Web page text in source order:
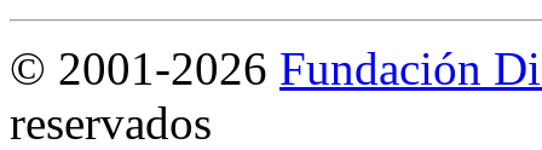
© 2001-2026 Fundación
reservados